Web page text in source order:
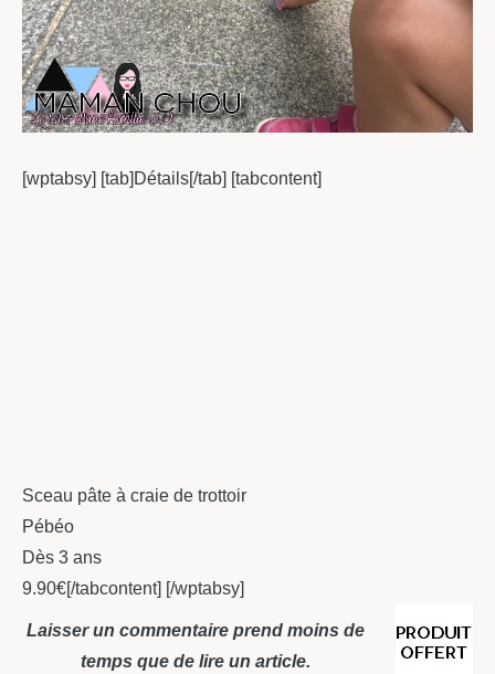
[wptabsy] [tab]Détails[/tab] [tabcontent]
Sceau pâte à craie de trottoir
Pébéo
Dès 3 ans
9.90€[/tabcontent] [/wptabsy]
Laisser un commentaire prend moins de
temps que de lire un article.